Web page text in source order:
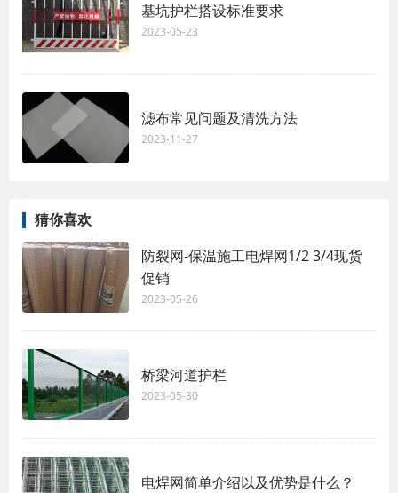
基坑护栏搭设标准要求
2023-05-23
滤布常见问题及清洗方法
2023-11-27
猜你喜欢
防裂网-保温施工电焊网1/2 3/4现货
促销
2023-05-26
桥梁河道护栏
2023-05-30
电焊网简单介绍以及优势是什么？